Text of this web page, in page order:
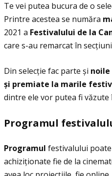
Te vei putea bucura de o
Printre acestea se număra
2021 a Festivalului de la
care s-au remarcat în
Din selecţie fac parte și
și premiate la marile
dintre ele vor putea fi văzute
Programul
Programul festivalului
achiziţionate fie de la